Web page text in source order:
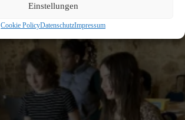
Einstellungen
Cookie PolicyDatenschutzImpressum